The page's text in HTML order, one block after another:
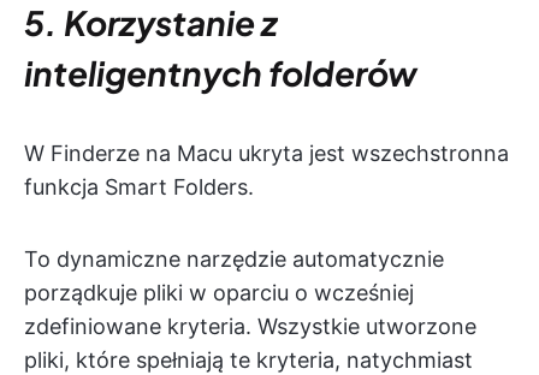
5. Korzystanie z
inteligentnych folderów
W Finderze na Macu ukryta jest wszechstronna
funkcja Smart Folders.
To dynamiczne narzędzie automatycznie
porządkuje pliki w oparciu o wcześniej
zdefiniowane kryteria. Wszystkie utworzone
pliki, które spełniają te kryteria, natychmiast